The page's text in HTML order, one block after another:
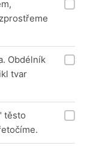
Obdélník
tvar
těsto